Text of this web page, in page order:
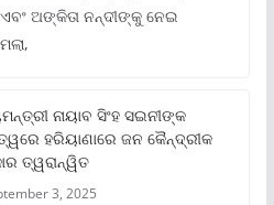
ଅଙ୍କିତା ନନ୍ଦୀଙ୍କୁ ନେଇ
ନାୟାବ ସିଂହ ସଇନୀଙ୍କ
ହରିୟାଣାରେ ଜନ କୈନ୍ଦ୍ରୀକ
ତ୍ୱରାନ୍ୱିତ
3, 2025